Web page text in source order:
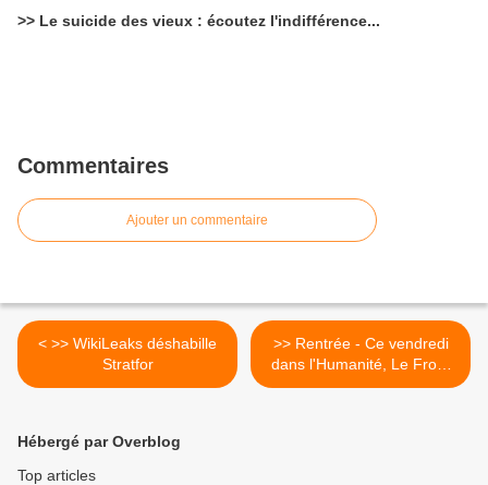
>> Le suicide des vieux : écoutez l'indifférence...
Commentaires
Ajouter un commentaire
< >> WikiLeaks déshabille
Stratfor
>> Rentrée - Ce vendredi
dans l'Humanité, Le Front
de gauche trace son avenir
Hébergé par Overblog
Top articles